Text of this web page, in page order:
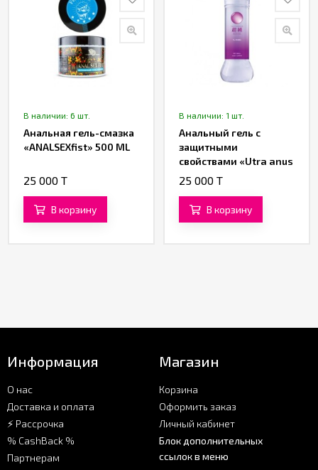
В наличии: 6 шт.
Анальная гель-смазка
«ANALSEXfist» 500 ML
25 000 T
В корзину
В наличии: 1 шт.
Анальный гель с
защитными
свойствами «Utra anus
protection» от «BIJOND»
25 000 T
В корзину
Информация
О нас
Доставка и оплата
⚡ Рассрочка
% CashBack %
Партнерам
Магазин
Корзина
Оформить заказ
Личный кабинет
Блок дополнительных
ссылок в меню